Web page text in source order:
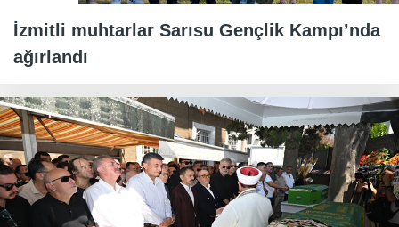
İzmitli muhtarlar Sarısu Gençlik Kampı’nda
ağırlandı